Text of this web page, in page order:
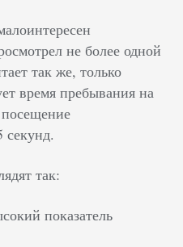
не более одной
так же, только
время пребывания на
посещение
секунд.
так:
показатель